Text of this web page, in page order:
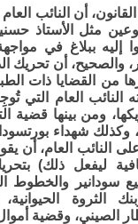
أن النائب
مثل الأستاذ
إليه ببلاغ في
والصحيح، أن تحريك
من القضايا ذات
العام التي
ومن بينها قضية
شهداء سبتمبر 2013، وكذلك شهداء
النائب العام، أن
ليفعل ذلك)
سودانير والخطوط
الثروة
الصيني، وقضية